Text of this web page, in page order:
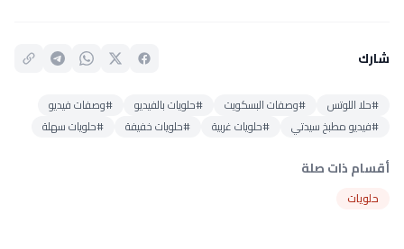
شارك
#حلا اللوتس #وصفات البسكويت #حلويات بالفيديو
#وصفات فيديو
#فيديو مطبخ سيدتي
#حلويات غربية #حلويات خفيفة #حلويات سهلة
أقسام ذات صلة
حلويات